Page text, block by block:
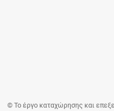
© Το έργο καταχώρησης και